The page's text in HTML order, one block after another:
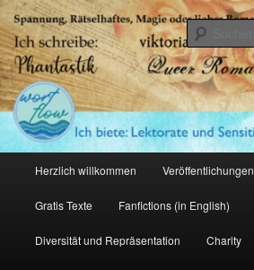
Zum
primären
Inhalt
springen
Zum
sekundären
Inhalt
springenAmalia Zeichnerin
Herzlich willkommen Veröffentlichungen
Gratis Texte Fanfictions (in English)
Diversität und Repräsentation Charity